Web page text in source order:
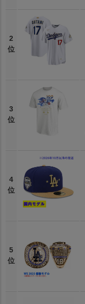
2
位
3
位
4
位
5
位